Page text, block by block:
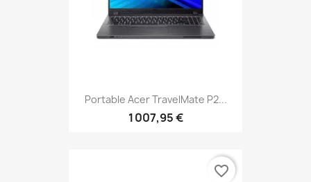
Portable Acer TravelMate P2...
1 007,95 €
favorite_border